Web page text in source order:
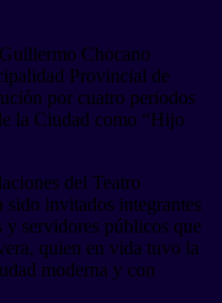
Chocano
Provincial de
por cuatro periodos
la Ciudad como “Hijo
del Teatro
sido invitados integrantes
y servidores públicos que
quien en vida tuvo la
moderna y con